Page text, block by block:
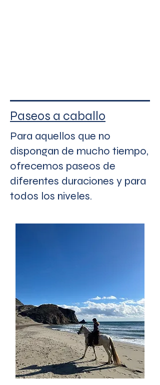
Paseos a caballo
Para aquellos que no
dispongan de mucho tiempo,
ofrecemos paseos de
diferentes duraciones y para
todos los niveles.